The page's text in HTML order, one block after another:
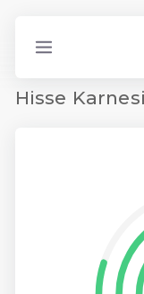
Hisse Karnesi